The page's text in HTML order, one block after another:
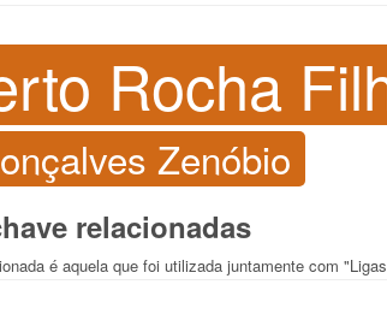
Rocha
Zenóbio
relacionadas
é aquela que foi utilizada juntamente com